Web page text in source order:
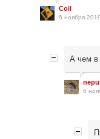
Coil
6 ноября
А чем в
6